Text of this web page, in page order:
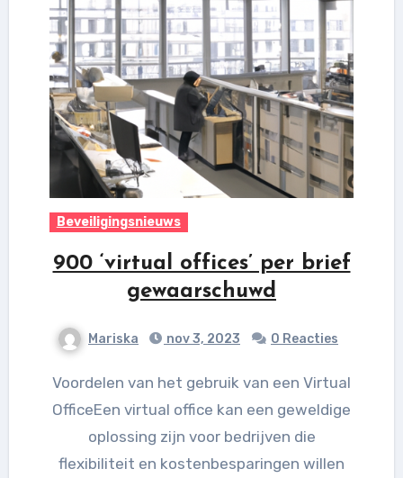
Beveiligingsnieuws
900 ‘virtual offices’ per brief
gewaarschuwd
Mariska nov 3, 2023 0 Reacties
Voordelen van het gebruik van een Virtual
OfficeEen virtual office kan een geweldige
oplossing zijn voor bedrijven die
flexibiliteit en kostenbesparingen willen